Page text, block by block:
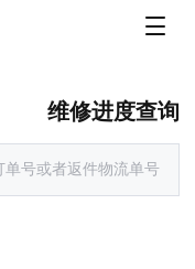
维修进度查询